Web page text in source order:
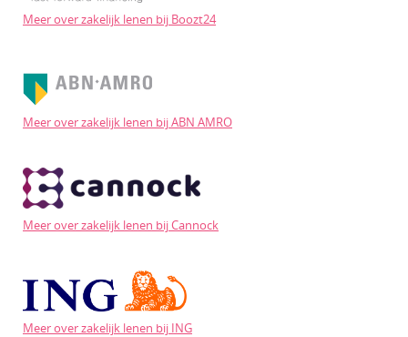
Meer over zakelijk lenen bij Boozt24
Meer over zakelijk lenen bij ABN AMRO
Meer over zakelijk lenen bij Cannock
Meer over zakelijk lenen bij ING